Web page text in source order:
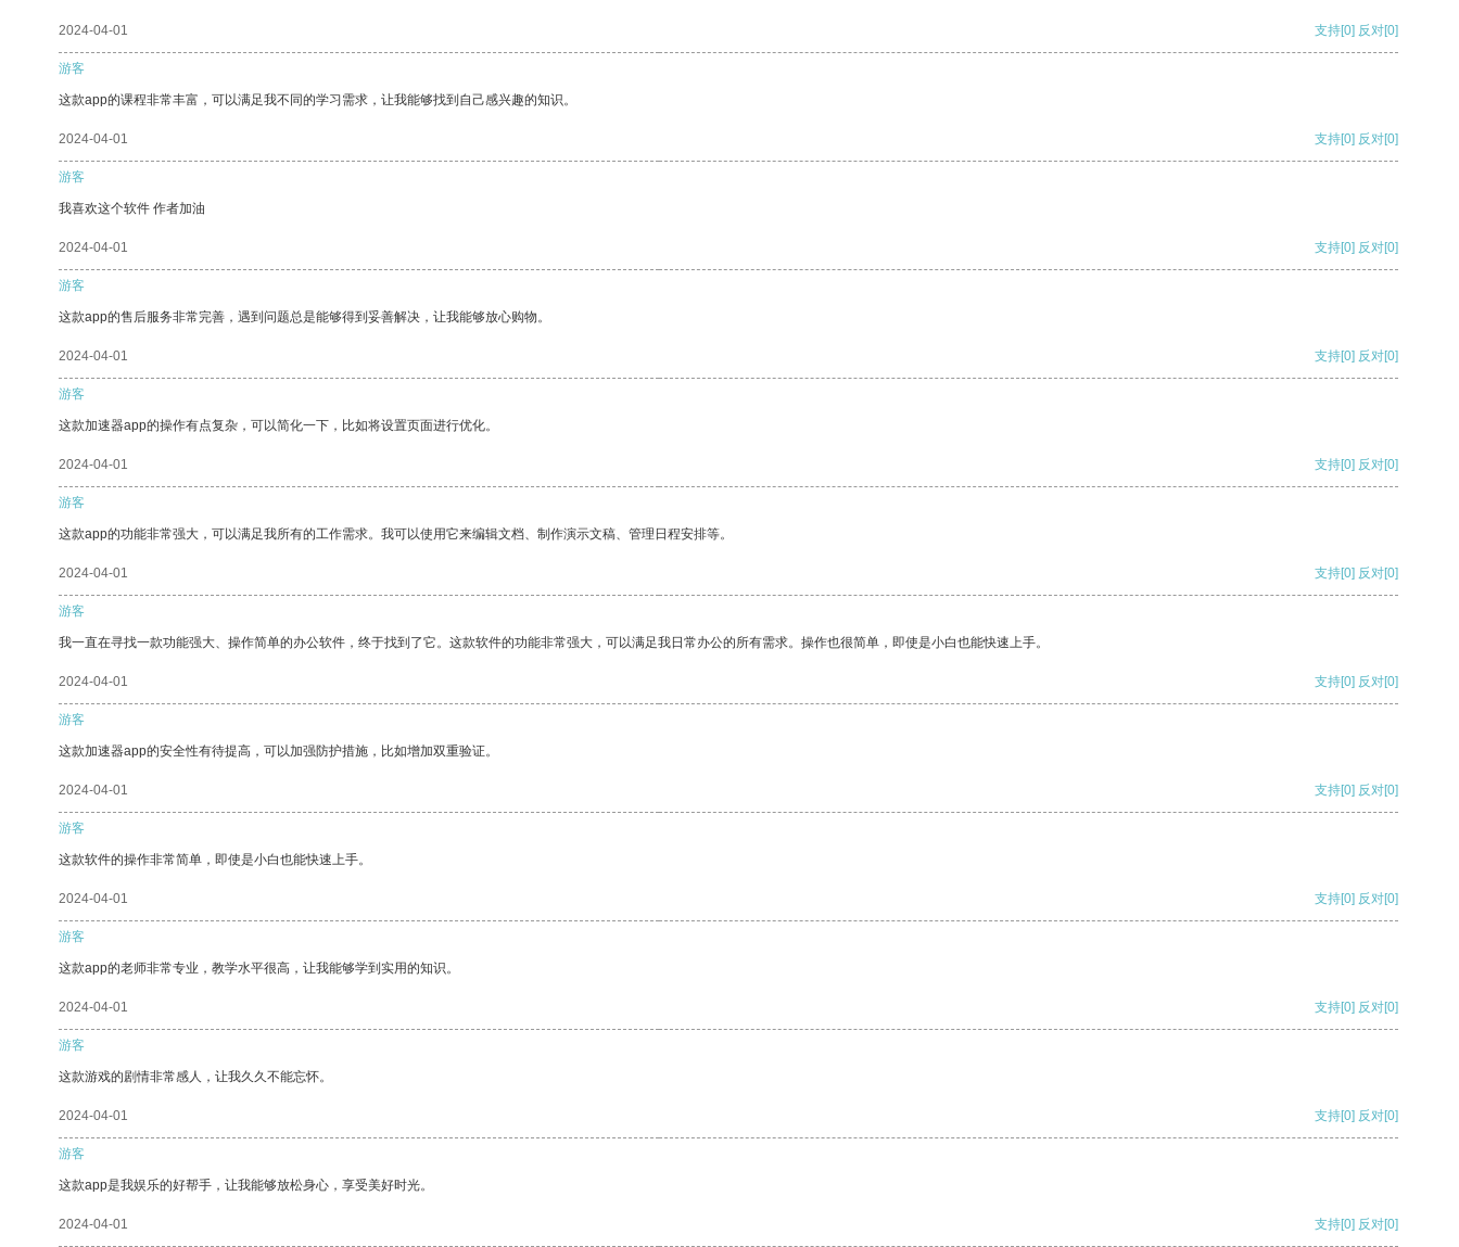
2024-04-01 支持[0] 反对[0]
游客
这款app的课程非常丰富，可以满足我不同的学习需求，让我能够找到自己感兴趣的知识。
2024-04-01 支持[0] 反对[0]
游客
我喜欢这个软件 作者加油
2024-04-01 支持[0] 反对[0]
游客
这款app的售后服务非常完善，遇到问题总是能够得到妥善解决，让我能够放心购物。
2024-04-01 支持[0] 反对[0]
游客
这款加速器app的操作有点复杂，可以简化一下，比如将设置页面进行优化。
2024-04-01 支持[0] 反对[0]
游客
这款app的功能非常强大，可以满足我所有的工作需求。我可以使用它来编辑文档、制作演示文稿、管理日程安排等。
2024-04-01 支持[0] 反对[0]
游客
我一直在寻找一款功能强大、操作简单的办公软件，终于找到了它。这款软件的功能非常强大，可以满足我日常办公的所有需求。操作也很简单，即使是小白也能快速上手。
2024-04-01 支持[0] 反对[0]
游客
这款加速器app的安全性有待提高，可以加强防护措施，比如增加双重验证。
2024-04-01 支持[0] 反对[0]
游客
这款软件的操作非常简单，即使是小白也能快速上手。
2024-04-01 支持[0] 反对[0]
游客
这款app的老师非常专业，教学水平很高，让我能够学到实用的知识。
2024-04-01 支持[0] 反对[0]
游客
这款游戏的剧情非常感人，让我久久不能忘怀。
2024-04-01 支持[0] 反对[0]
游客
这款app是我娱乐的好帮手，让我能够放松身心，享受美好时光。
2024-04-01 支持[0] 反对[0]